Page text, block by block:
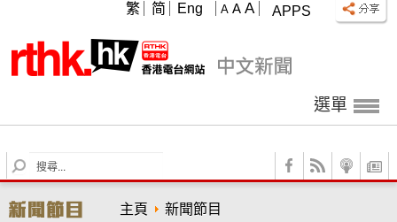
APPS
A A A
繁 简 Eng
選單
S
e
r
主頁 新聞節目